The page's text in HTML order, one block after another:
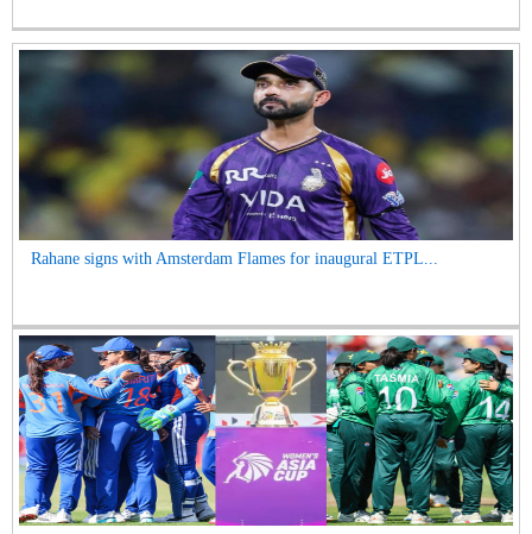
Rahane signs with Amsterdam Flames for inaugural ETPL...